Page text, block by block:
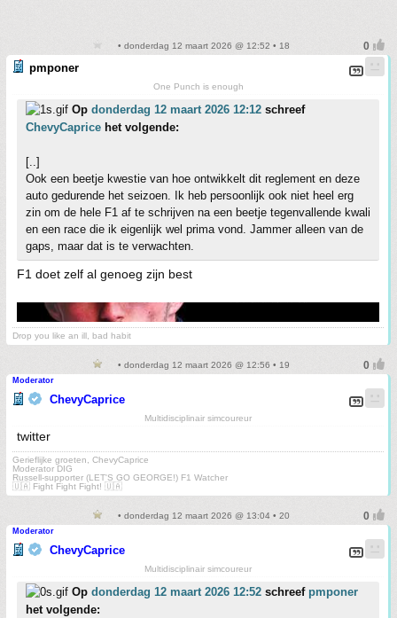
• donderdag 12 maart 2026 @ 12:52 • 18
pmponer
One Punch is enough
Op donderdag 12 maart 2026 12:12 schreef
ChevyCaprice het volgende:
[..]
Ook een beetje kwestie van hoe ontwikkelt dit reglement en deze
auto gedurende het seizoen. Ik heb persoonlijk ook niet heel erg
zin om de hele F1 af te schrijven na een beetje tegenvallende kwali
en een race die ik eigenlijk wel prima vond. Jammer alleen van de
gaps, maar dat is te verwachten.
F1 doet zelf al genoeg zijn best
Drop you like an ill, bad habit
• donderdag 12 maart 2026 @ 12:56 • 19
Moderator
ChevyCaprice
Multidisciplinair simcoureur
twitter
Gerieflijke groeten, ChevyCaprice
Moderator DIG
Russell-supporter (LET'S GO GEORGE!) F1 Watcher
🇺🇦 Fight Fight Fight! 🇺🇦
• donderdag 12 maart 2026 @ 13:04 • 20
Moderator
ChevyCaprice
Multidisciplinair simcoureur
Op donderdag 12 maart 2026 12:52 schreef pmponer
het volgende: